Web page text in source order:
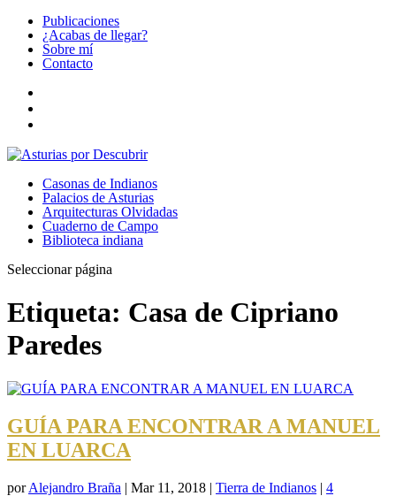
Publicaciones
¿Acabas de llegar?
Sobre mí
Contacto
Casonas de Indianos
Palacios de Asturias
Arquitecturas Olvidadas
Cuaderno de Campo
Biblioteca indiana
Seleccionar página
Etiqueta: Casa de Cipriano
Paredes
GUÍA PARA ENCONTRAR A MANUEL
EN LUARCA
porAlejandro Braña | Mar 11, 2018 | Tierra de Indianos | 4